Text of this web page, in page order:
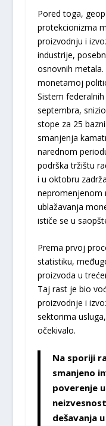
Pored toga,
protekcionizma
proizvodnju i
industrije,
osnovnih
monetarnoj
Sistem
septembra,
stope za 25
smanjenja
narednom
podrška tržištu
i u oktobru
nepromenjenom
ublažavanja
ističe se u
Prema prvoj
statistiku,
proizvoda u
Taj rast je bio
proizvodnje i
sektorima
očekivalo.
Na sporiji
smanjeno
poverenje
dešavanja